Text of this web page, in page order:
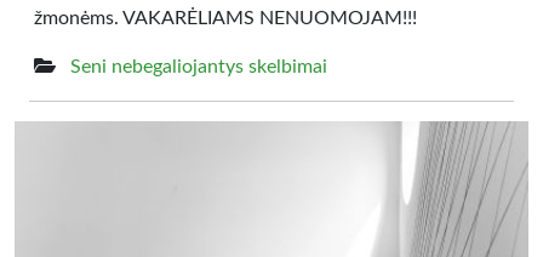
žmonėms. VAKARĖLIAMS NENUOMOJAM!!!
Seni nebegaliojantys skelbimai